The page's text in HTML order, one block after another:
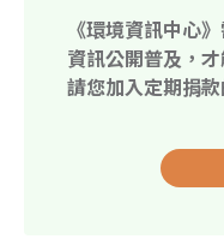
《環境資訊中心
資訊公開普及，
請您加入定期捐